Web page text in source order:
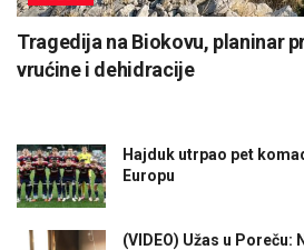
Tragedija na Biokovu, planinar
vrućine i dehidracije
Hajduk utrpao pet
Europu
(VIDEO) Užas u